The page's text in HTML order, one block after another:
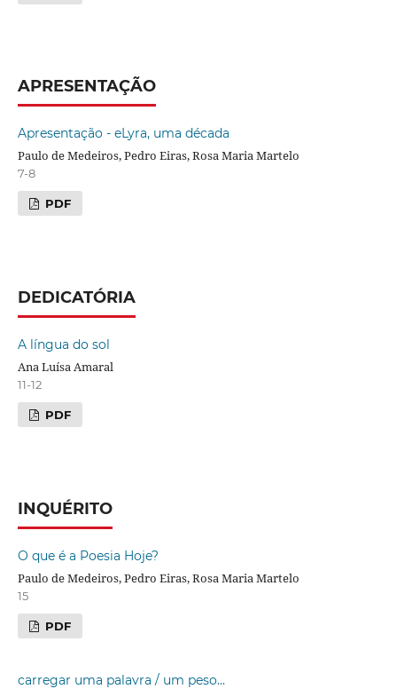
APRESENTAÇÃO
Apresentação - eLyra, uma década
Paulo de Medeiros, Pedro Eiras, Rosa Maria Martelo
7-8
PDF
DEDICATÓRIA
A língua do sol
Ana Luísa Amaral
11-12
PDF
INQUÉRITO
O que é a Poesia Hoje?
Paulo de Medeiros, Pedro Eiras, Rosa Maria Martelo
15
PDF
carregar uma palavra / um peso...